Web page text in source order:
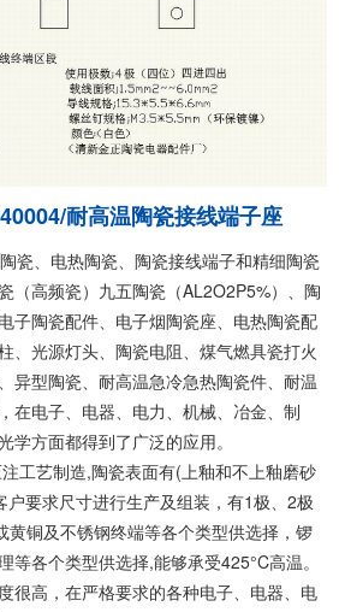
耐高温陶瓷接线端子座
瓷、电热陶瓷、陶瓷接线端子和精细陶瓷
（高频瓷）九五陶瓷（AL2O2P5%）、陶
子陶瓷配件、电子烟陶瓷座、电热陶瓷配
、光源灯头、陶瓷电阻、煤气燃具瓷打火
异型陶瓷、耐高温急冷急热陶瓷件、耐温
在电子、电器、电力、机械、冶金、制
学方面都得到了广泛的应用。
工艺制造,陶瓷表面有(上釉和不上釉磨砂
要求尺寸进行生产及组装，有1极、2极
黄铜及不锈钢终端等各个类型供选择，锣
等各个类型供选择,能够承受425°C高温。
很高，在严格要求的各种电子、电器、电